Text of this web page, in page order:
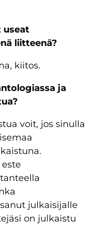
useat
liitteenä?
kiitos.
ja
voit, jos sinulla
julkaisijalle
on julkaistu